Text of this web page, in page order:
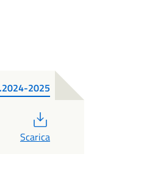
2025
Scarica